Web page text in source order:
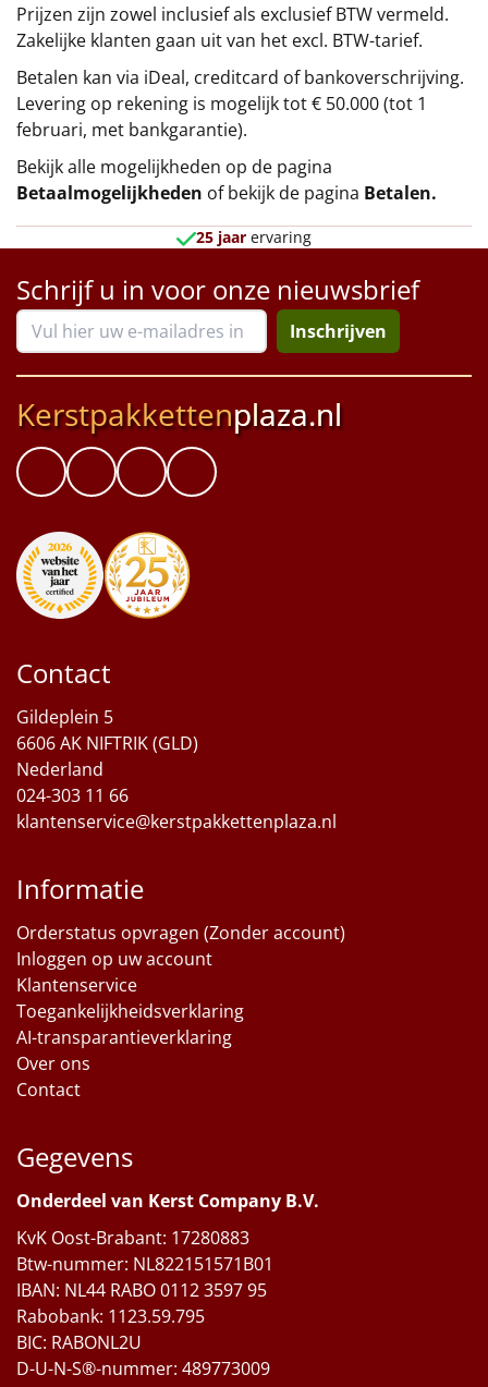
Prijzen zijn zowel inclusief als exclusief BTW vermeld.
Zakelijke klanten gaan uit van het excl. BTW-tarief.
Betalen kan via iDeal, creditcard of bankoverschrijving.
Levering op rekening is mogelijk tot € 50.000 (tot 1
februari, met bankgarantie).
Bekijk alle mogelijkheden op de pagina
Betaalmogelijkheden of bekijk de pagina Betalen.
25 jaar ervaring
Schrijf u in voor onze nieuwsbrief
Inschrijven
Kerstpakkettenplaza.nl
Contact
Gildeplein 5
6606 AK NIFTRIK (GLD)
Nederland
024-303 11 66
klantenservice@kerstpakkettenplaza.nl
Informatie
Orderstatus opvragen (Zonder account)
Inloggen op uw account
Klantenservice
Toegankelijkheidsverklaring
AI-transparantieverklaring
Over ons
Contact
Gegevens
Onderdeel van Kerst Company B.V.
KvK Oost-Brabant: 17280883
Btw-nummer: NL822151571B01
IBAN: NL44 RABO 0112 3597 95
Rabobank: 1123.59.795
BIC: RABONL2U
D-U-N-S®-nummer: 489773009